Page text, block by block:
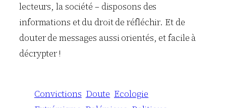
lecteurs, la société – disposons des
informations et du droit de réfléchir. Et de
douter de messages aussi orientés, et facile à
décrypter !
Convictions Doute Ecologie